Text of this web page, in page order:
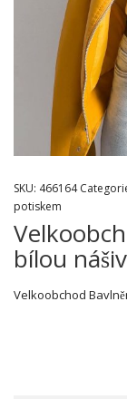
SKU: 466164
potiskem
bílou
Velkoobchod